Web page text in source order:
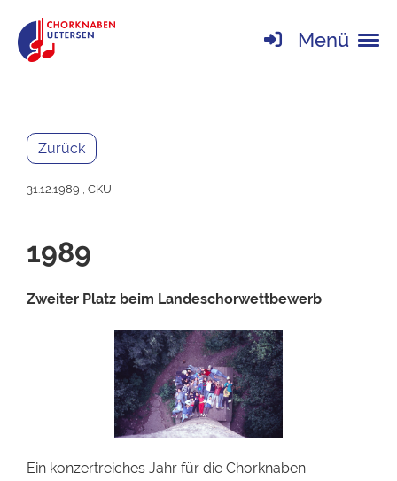
Menü
Zurück
31.12.1989 , CKU
1989
Zweiter Platz beim Landeschorwettbewerb
Ein konzertreiches Jahr für die Chorknaben: